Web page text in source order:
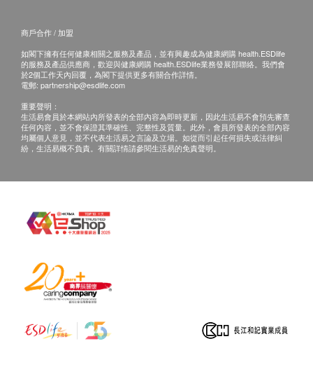
戶簽收後離開，未能等待開機試用。
簽收後，如商品出現質量問題，如功能性故障。請您
即時聯繫香港潔淨水有限公司客戶服務中心，電話
34660000。
保養:
所有於香港潔淨水有限公司購買之貨品，不論是香港
無需登記。
貨品維修與運費安排：
NEX 電解水機產品
全機保養: 2年
電解版保養: 10年
安裝 / 取貨日期起2年內 : 香港潔淨水有限公司提供
免費檢查及維修。
商戶合作 / 加盟
如閣下擁有任何健康相關之服務及產品，並有興趣成為健康網購 health.ESDlife
的服務及產品供應商，歡迎與健康網購 health.ESDlife業務發展部聯絡。我們會
於2個工作天內回覆，為閣下提供更多有關合作詳情。
電郵: partnership@esdlife.com
重要聲明：
生活易會員於本網站內所發表的全部內容為即時更新，因此生活易不會預先審查
任何內容，並不會保證其準確性、完整性及質量。此外，會員所發表的全部內容
均屬個人意見，並不代表生活易之言論及立場。如從而引起任何損失或法律糾
紛，生活易概不負責。有關詳情請參閱生活易的免責聲明。